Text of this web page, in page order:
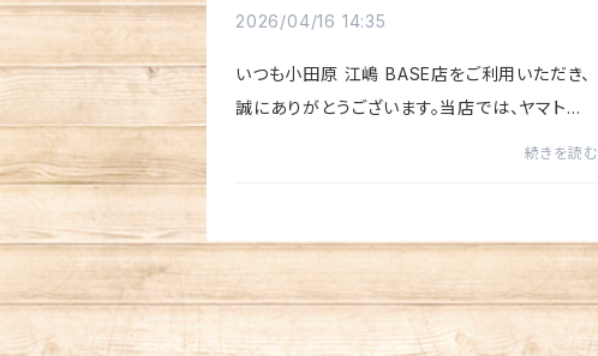
2026/04/16 14:35
いつも小田原 江嶋 BASE店をご利用いただき、
誠にありがとうございます。当店では、ヤマト運
輸の「ネコポス」と「宅急便」の2種類の送料・配
続きを読む